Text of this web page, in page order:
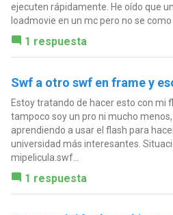
ejecuten rápidamente. He oído que
loadmovie en un mc pero no se como
1 respuesta
Swf a otro swf en frame y
Estoy tratando de hacer esto con mi
tampoco soy un pro ni mucho
aprendiendo a usar el flash para
universidad más interesantes.
mipelicula.swf...
1 respuesta